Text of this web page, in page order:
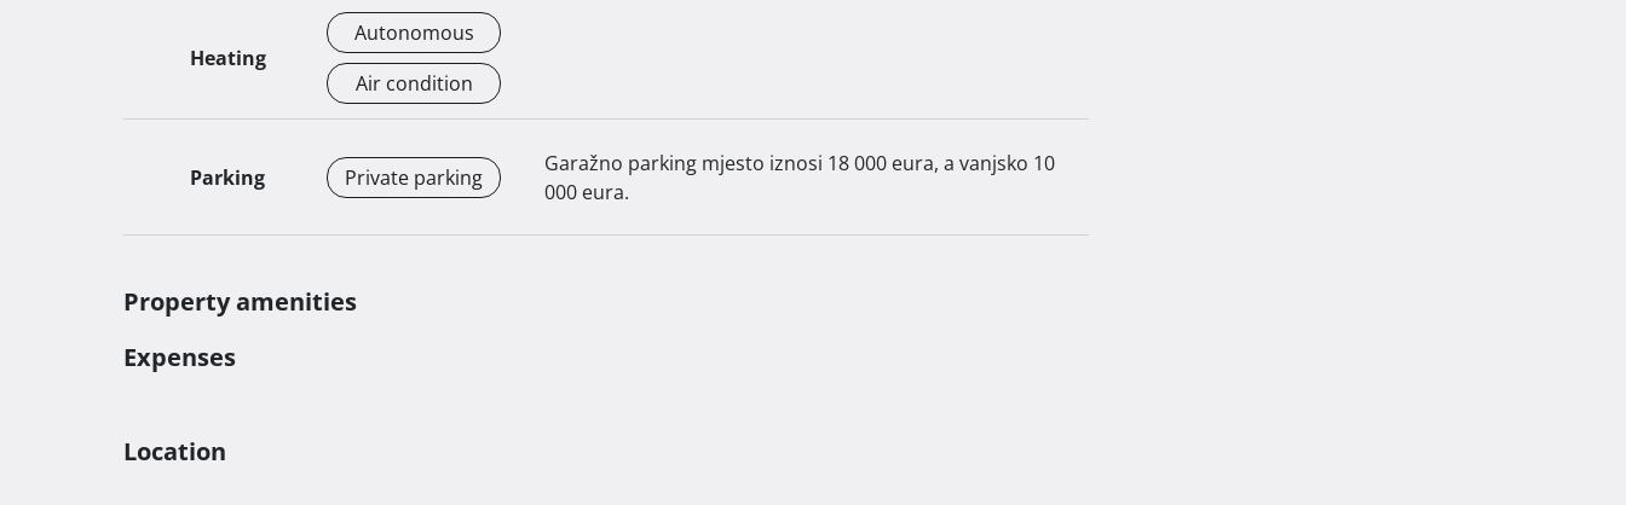
Garažno parking mjesto iznosi 18 000 eura, a vanjsko 10 000 eura.
Realizacija projekta počinje sredinom 2025., a plaćanje je fleksibilno, po fazama izgradnje. Dovršetak
Za više informacija i dogovor o razgledavanju, slobodno nas kontaktirajte.
Heating
Autonomous
Air condition
Parking Private parking
Garažno parking mjesto iznosi 18 000 eura, a vanjsko 10
000 eura.
Property amenities
Expenses
Location